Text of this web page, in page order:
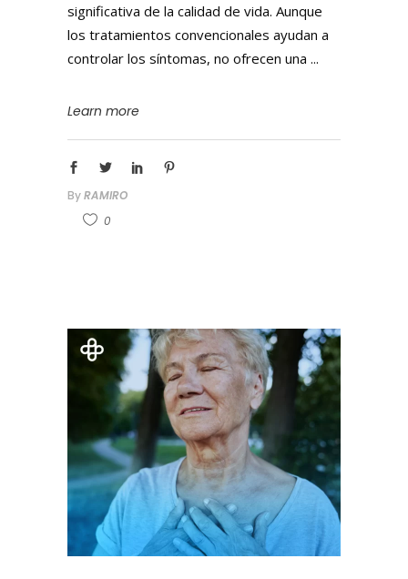
significativa de la calidad de vida. Aunque
los tratamientos convencionales ayudan a
controlar los síntomas, no ofrecen una
Learn more
ByRAMIRO
0